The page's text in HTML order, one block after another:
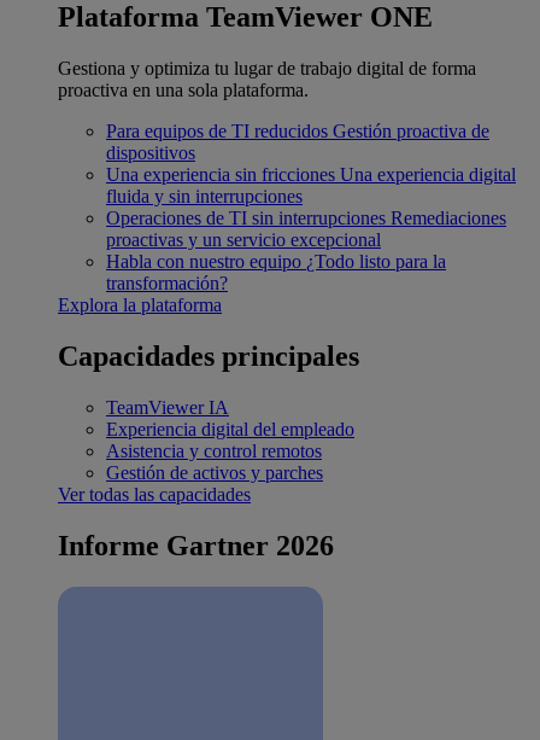
Plataforma TeamViewer ONE
Gestiona y optimiza tu lugar de trabajo digital de forma
proactiva en una sola plataforma.
Para equipos de TI reducidos Gestión proactiva de
dispositivos
Una experiencia sin fricciones Una experiencia digital
fluida y sin interrupciones
Operaciones de TI sin interrupciones Remediaciones
proactivas y un servicio excepcional
Habla con nuestro equipo ¿Todo listo para la
transformación?
Explora la plataforma
Capacidades principales
TeamViewer IA
Experiencia digital del empleado
Asistencia y control remotos
Gestión de activos y parches
Ver todas las capacidades
Informe Gartner 2026